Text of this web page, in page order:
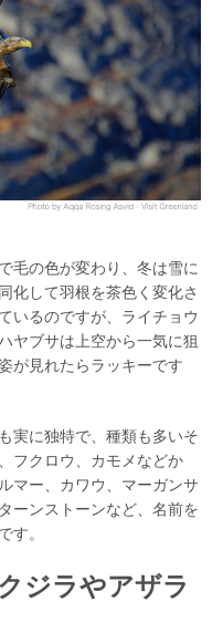
毛の色が変わり、冬は雪に
化して羽根を茶色く変化さ
いるのですが、ライチョウ
ヤブサは上空から一気に狙
が見れたらラッキーです
実に独特で、種類も多いそ
フクロウ、カモメなどか
マー、カワウ、マーガンサ
ーンストーンなど、名前を
す。
ジラやアザラ